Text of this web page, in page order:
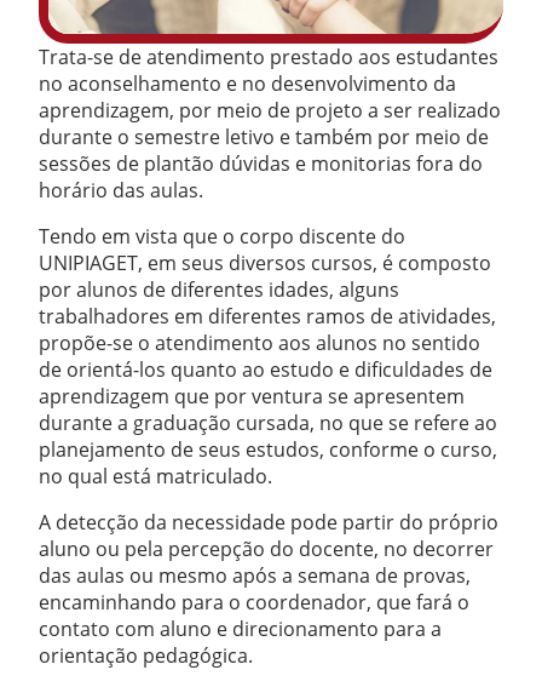
Trata-se de atendimento prestado aos estudantes
no aconselhamento e no desenvolvimento da
aprendizagem, por meio de projeto a ser realizado
durante o semestre letivo e também por meio de
sessões de plantão dúvidas e monitorias fora do
horário das aulas.
Tendo em vista que o corpo discente do
UNIPIAGET, em seus diversos cursos, é composto
por alunos de diferentes idades, alguns
trabalhadores em diferentes ramos de atividades,
propõe-se o atendimento aos alunos no sentido
de orientá-los quanto ao estudo e dificuldades de
aprendizagem que por ventura se apresentem
durante a graduação cursada, no que se refere ao
planejamento de seus estudos, conforme o curso,
no qual está matriculado.
A detecção da necessidade pode partir do próprio
aluno ou pela percepção do docente, no decorrer
das aulas ou mesmo após a semana de provas,
encaminhando para o coordenador, que fará o
contato com aluno e direcionamento para a
orientação pedagógica.